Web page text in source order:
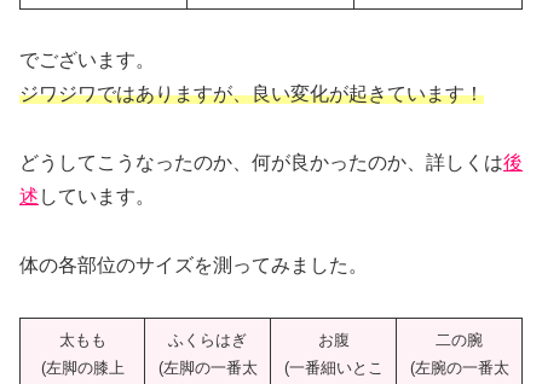
でございます。
ジワジワではありますが、良い変化が起きています！
どうしてこうなったのか、何が良かったのか、詳しくは後
述 しています。
体の各部位のサイズを測ってみました。
太もも
(左脚の膝上
ふくらはぎ
(左脚の一番太
お腹
(一番細いとこ
二の腕
(左腕の一番太